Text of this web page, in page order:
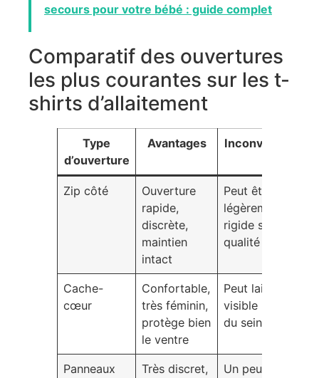
secours pour votre bébé : guide complet
Comparatif des ouvertures
les plus courantes sur les t-
shirts d’allaitement
Type
d’ouverture
Avantages Inconvénients
Zip côté
Ouverture
rapide,
discrète,
maintien
intact
Peut être
légèrement
rigide selon la
qualité du zip
Cache-
cœur
Confortable,
très féminin,
protège bien
le ventre
Peut laisser
visible le haut
du sein
Panneaux
Très discret,
Un peu plus